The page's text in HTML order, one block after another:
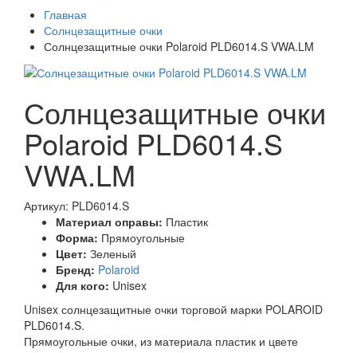
Главная
Солнцезащитные очки
Солнцезащитные очки Polaroid PLD6014.S VWA.LM
Солнцезащитные очки
Polaroid PLD6014.S
VWA.LM
Артикул: PLD6014.S
Материал оправы: Пластик
Форма: Прямоугольные
Цвет: Зеленый
Бренд: Polaroid
Для кого: Unisex
Unisex солнцезащитные очки торговой марки POLAROID
PLD6014.S.
Прямоугольные очки, из материала пластик и цвете